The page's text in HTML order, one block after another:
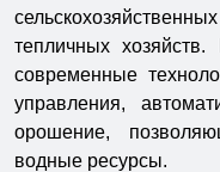
тепличных
современные
управления,
орошение,
водные ресурсы.